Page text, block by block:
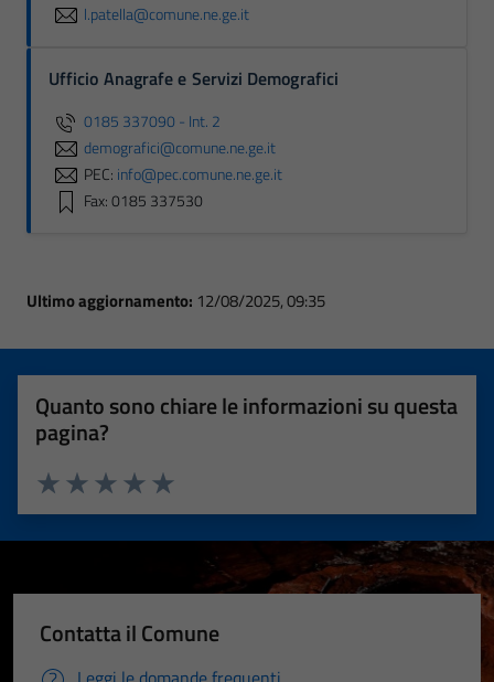
l.patella@comune.ne.ge.it
Ufficio Anagrafe e Servizi Demografici
0185 337090 - Int. 2
demografici@comune.ne.ge.it
PEC: info@pec.comune.ne.ge.it
Fax: 0185 337530
Ultimo aggiornamento: 12/08/2025, 09:35
Quanto sono chiare le informazioni su questa
pagina?
Valuta 5 stelle su 5
Valuta 4 stelle su 5
Valuta 3 stelle su 5
Valuta 2 stelle su 5
Valuta 1 stelle su 5
Contatta il Comune